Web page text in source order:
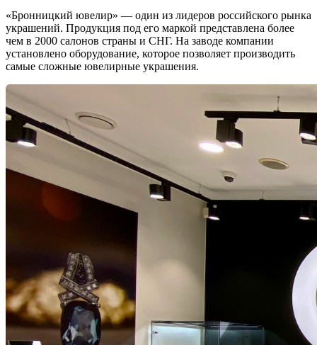
«Бронницкий ювелир» — один из лидеров российского рынка
украшений. Продукция под его маркой представлена более
чем в 2000 салонов страны и СНГ. На заводе компании
установлено оборудование, которое позволяет производить
самые сложные ювелирные украшения.